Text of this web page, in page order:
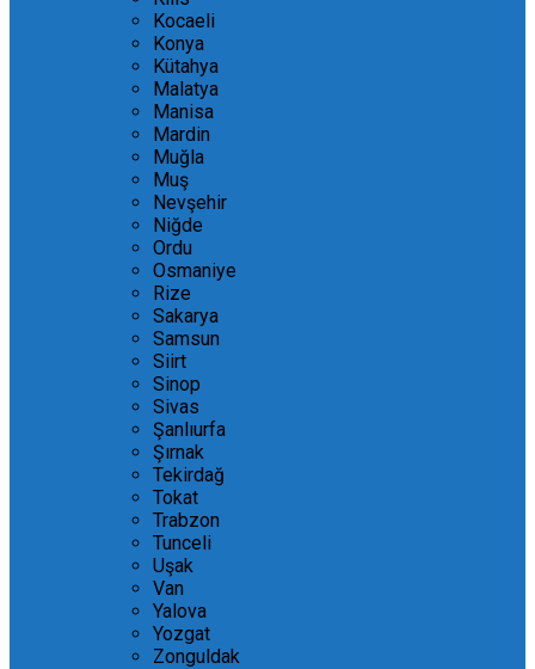
Kocaeli
Konya
Kütahya
Malatya
Manisa
Mardin
Muğla
Muş
Nevşehir
Niğde
Ordu
Osmaniye
Rize
Sakarya
Samsun
Siirt
Sinop
Sivas
Şanlıurfa
Şırnak
Tekirdağ
Tokat
Trabzon
Tunceli
Uşak
Van
Yalova
Yozgat
Zonguldak